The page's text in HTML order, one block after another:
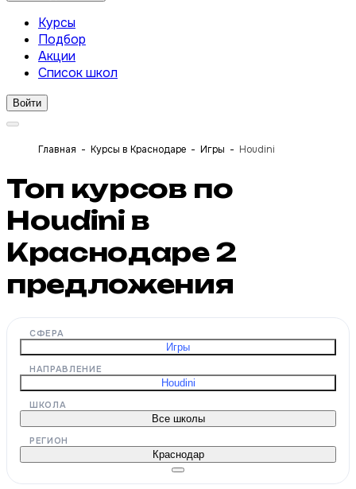
Курсы
Подбор
Акции
Список школ
Войти
Главная Курсы в Краснодаре Игры Houdini
Топ курсов по
Houdini в
Краснодаре 2
предложения
СФЕРА
Игры
НАПРАВЛЕНИЕ
Houdini
ШКОЛА
Все школы
РЕГИОН
Краснодар